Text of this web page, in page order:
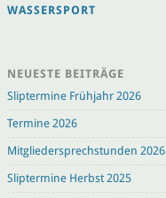
WASSERSPORT
NEUESTE BEITRÄGE
Sliptermine Frühjahr 2026
Termine 2026
Mitgliedersprechstunden 2026
Sliptermine Herbst 2025